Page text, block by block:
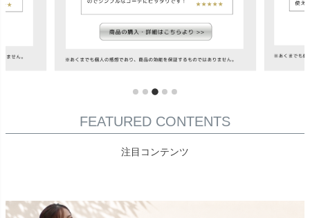
FEATURED CONTENTS
注目コンテンツ